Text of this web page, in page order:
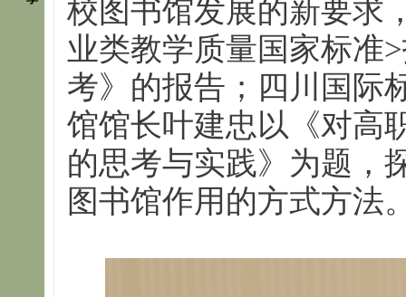
校图书馆发展的新要求
业类教学质量国家标准
考》的报告；四川国际
馆馆长叶建忠以《对高
的思考与实践》为题，
图书馆作用的方式方法